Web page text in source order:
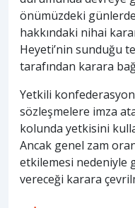
önümüzdeki
hakkındaki nihai
Heyeti’nin sunduğu
tarafından karara
Yetkili
sözleşmelere imza
kolunda yetkisini
Ancak genel zam
etkilemesi nedeniyle
vereceği karara